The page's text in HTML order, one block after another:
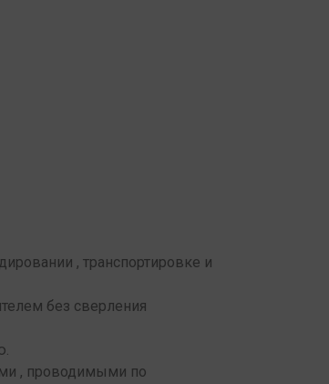
, транспортировке и
без сверления
, проводимыми по